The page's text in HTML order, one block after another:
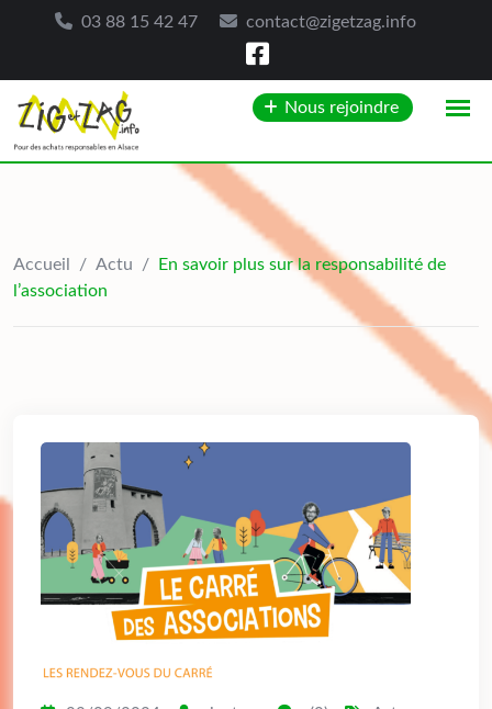
03 88 15 42 47 contact@zigetzag.info
content
Nous rejoindre
Accueil / Actu /
En savoir plus sur la responsabilité de
l’association